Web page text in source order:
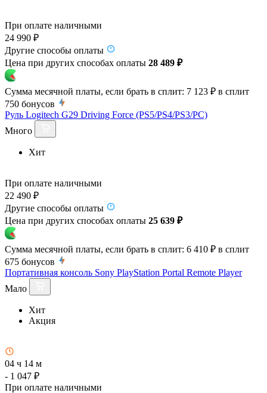
При оплате наличными
24 990 ₽
Другие способы оплаты
Цена при других способах оплаты 28 489 ₽
Сумма месячной платы, если брать в сплит: 7 123 ₽ в сплит
750 бонусов
Руль Logitech G29 Driving Force (PS5/PS4/PS3/PC)
Много
Хит
При оплате наличными
22 490 ₽
Другие способы оплаты
Цена при других способах оплаты 25 639 ₽
Сумма месячной платы, если брать в сплит: 6 410 ₽ в сплит
675 бонусов
Портативная консоль Sony PlayStation Portal Remote Player
Мало
Хит
Акция
04 ч 14 м
- 1 047 ₽
При оплате наличными